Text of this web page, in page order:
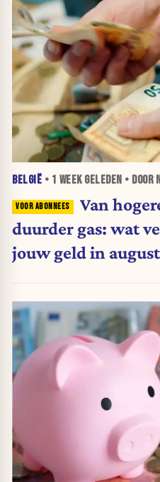
BELGIË • 1 WEEKGELEDEN • DOOR
Van
duurder gas: wat
jouw geld in